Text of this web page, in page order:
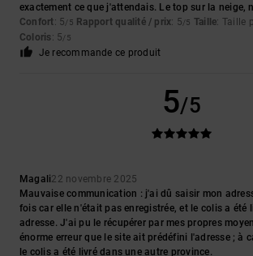
exactement ce que j'attendais. Le top sur la neige,
Confort: 5/5 Rapport qualité / prix: 5/5 Taille: Taille
Coloris: 5/5
Je recommande ce produit
5/5
Magali22 novembre 2025
Mauvaise communication : j'ai dû saisir mon
fois car elle n'était pas enregistrée, et le colis a été
adresse. J'ai pu le récupérer par mes propres
énorme erreur que le site ait prédéfini l'adresse ; à
le colis a été livré dans une autre province.